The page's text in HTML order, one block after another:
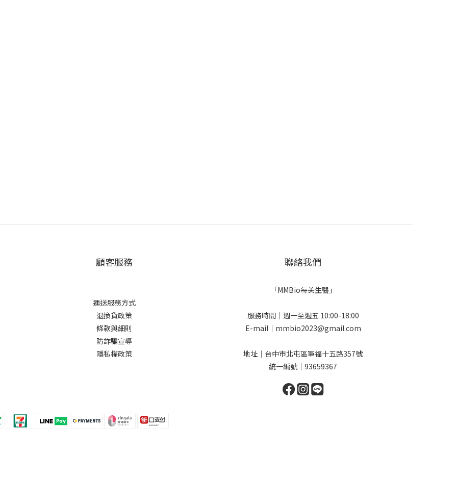
顧客服務
運送服務方式
退換貨政策
條款與細則
防詐騙宣導
隱私權政策
聯絡我們
「MMBio每美生醫」
服務時間｜週一至週五 10:00-18:00
E-mail｜mmbio2023@gmail.com
地址｜台中市北屯區軍福十五路357號
統一編號｜93659367